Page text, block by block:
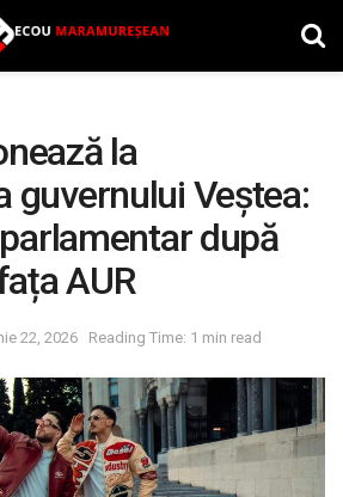
la
guvernului Veștea:
după
AUR
22, 2026 Reading Time: 1 min read